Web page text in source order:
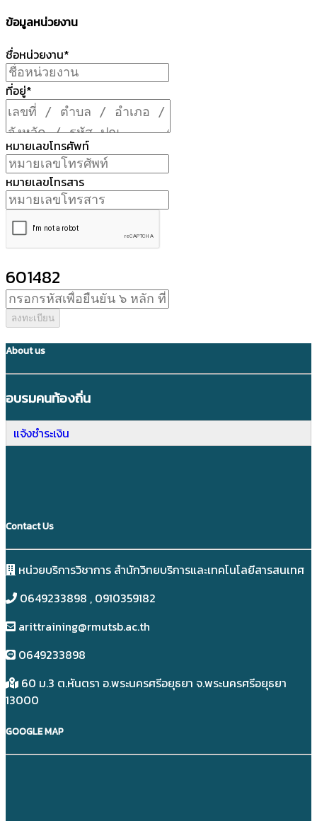
ข้อมูลหน่วยงาน
ชื่อหน่วยงาน*
ที่อยู่*
หมายเลขโทรศัพท์
หมายเลขโทรสาร
601482
ลงทะเบียน
About us
อบรมคนท้องถิ่น
แจ้งชำระเงิน
Contact Us
หน่วยบริการวิชาการ สำนักวิทยบริการและเทคโนโลยีสารสนเทศ
0649233898​ , 0910359182
arittraining@rmutsb.ac.th
0649233898​
60 ม.3 ต.หันตรา อ.พระนครศรีอยุธยา จ.พระนครศรีอยุธยา
13000
GOOGLE MAP